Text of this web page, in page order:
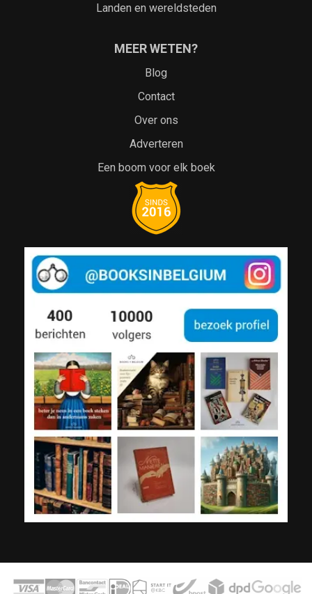
Landen en wereldsteden
MEER WETEN?
Blog
Contact
Over ons
Adverteren
Een boom voor elk boek